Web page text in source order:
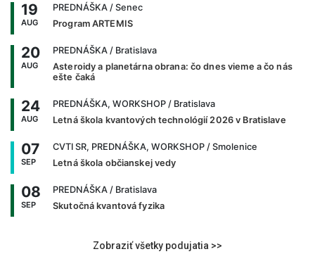
19
AUG
PREDNÁŠKA / Senec
Program ARTEMIS
20
AUG
PREDNÁŠKA / Bratislava
Asteroidy a planetárna obrana: čo dnes vieme a čo nás
ešte čaká
24
AUG
PREDNÁŠKA, WORKSHOP / Bratislava
Letná škola kvantových technológií 2026 v Bratislave
07
SEP
CVTI SR, PREDNÁŠKA, WORKSHOP / Smolenice
Letná škola občianskej vedy
08
SEP
PREDNÁŠKA / Bratislava
Skutočná kvantová fyzika
Zobraziť všetky podujatia >>